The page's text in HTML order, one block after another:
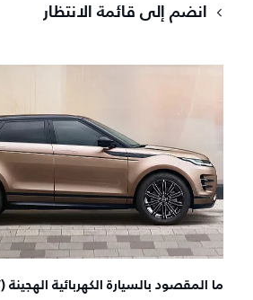
انضم إلى قائمة الانتظار
ما المقصود بالسيارة الكهربائية الهجينة (PHEV)